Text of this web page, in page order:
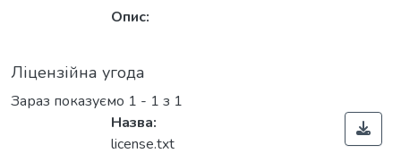
Опис:
Ліцензійна угода
Зараз показуємо 1 - 1 з 1
Назва:
license.txt